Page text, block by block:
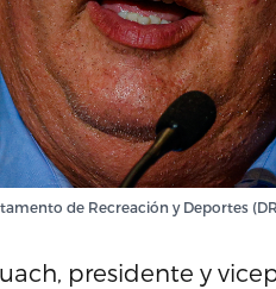
de Recreación y Deportes
presidente y